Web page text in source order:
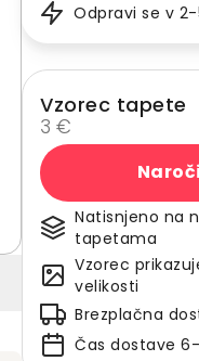
Odpravi se v
Vzorec tapete
3 €
Natisnjeno na
tapetama
Vzorec
velikosti
Brezplačna
Čas dostave 6-